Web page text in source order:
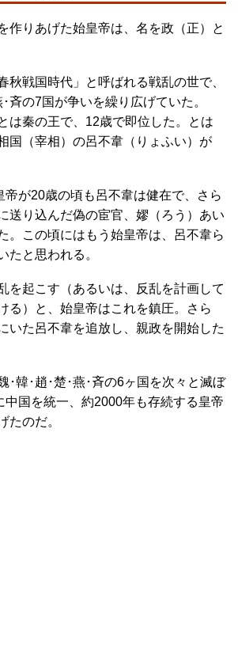
作りあげた始皇帝は、名を政（正）と
秋戦国時代」と呼ばれる戦乱の世で、
斉の7国が争いを繰り広げていた。
は秦の王で、12歳で即位した。とは
国（宰相）の呂不韋（りょふい）が
帝が20歳の頃も呂不韋は健在で、さら
送り込んだ偽の宦官、嫪（ろう）あい
。この頃にはもう始皇帝は、呂不韋ら
たと思われる。
を起こす（あるいは、反乱を計画して
る）と、始皇帝はこれを鎮圧。さら
いた呂不韋を追放し、親政を開始した
･韓･趙･楚･燕･斉の6ヶ国を次々と滅ぼ
中国を統一、約2000年も存続する皇帝
たのだ。